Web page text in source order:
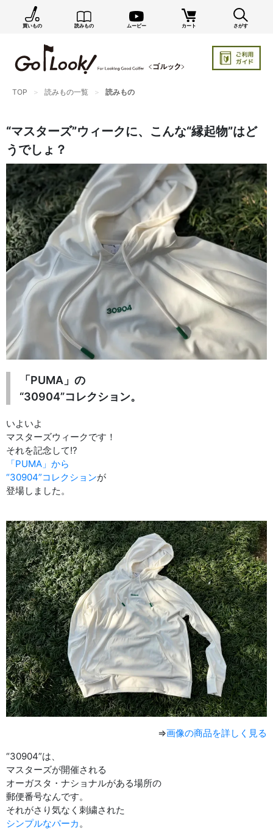
買いもの 読みもの ムービー カート さがす
TOP 読みもの一覧 読みもの
“マスターズ”ウィークに、こんな“縁起物”はど
うでしょ？
「PUMA」の
“30904”コレクション。
いよいよ
マスターズウィークです！
それを記念して!?
「PUMA」から
“30904”コレクションが
登場しました。
⇒画像の商品を詳しく見る
“30904”は、
マスターズが開催される
オーガスタ・ナショナルがある場所の
郵便番号なんです。
それがさり気なく刺繍された
シンプルなパーカ。
×
GO/LOOK! からのお知らせ（受信設定）
新商品情報や編集部のオススメ、オトクな情報・買い
まだご登録でない方はぜひ！
編集部セレクトのスタイル提案・お得情報（ダイレクトメール）
カートに残っている商品のお知らせ（買い忘れ通知）
お知らせを受け取る
いつでもメール内のリンクから配信停止できます